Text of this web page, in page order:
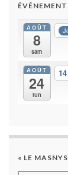
AOÛT
8
sam
AOÛT
24
lun
« LE